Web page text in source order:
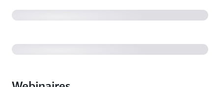
Rack AWS Outposts : Mise en route en 3 étapes